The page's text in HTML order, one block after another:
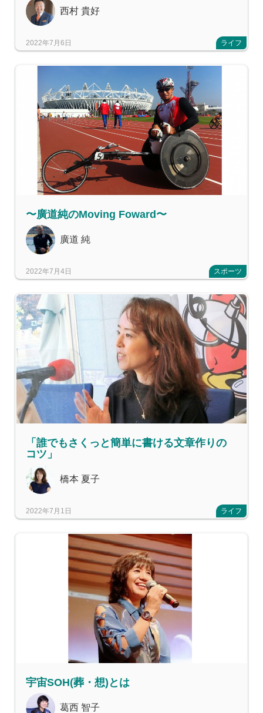
西村 貴好
2022年7月6日 ライフ
〜廣道純のMoving Foward〜
廣道 純
2022年7月4日 スポーツ
「誰でもさくっと簡単に書ける文章作りの
コツ」
橋本 夏子
2022年7月1日 ライフ
宇宙SOH(葬・想)とは
葛西 智子